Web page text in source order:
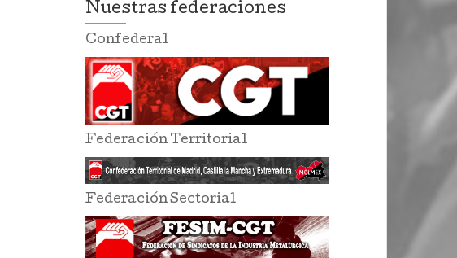
Nuestras federaciones
Confederal
Federación Territorial
Federación Sectorial